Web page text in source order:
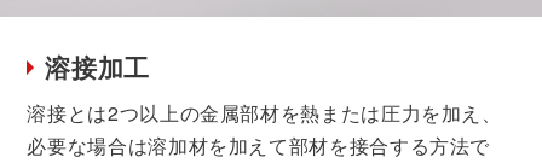
溶接加工
溶接とは2つ以上の金属部材を熱または圧力を加え、
必要な場合は溶加材を加えて部材を接合する方法で